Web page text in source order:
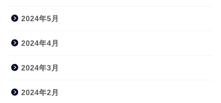
2024年5月
2024年4月
2024年3月
2024年2月